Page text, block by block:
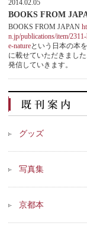
2014.02.05
BOOKS FROM
BOOKS FROM JAPAN
n.jp/publications/item/
e-natureという日本の本
に載せていただきまし
発信していきます。
グッズ
写真集
京都本